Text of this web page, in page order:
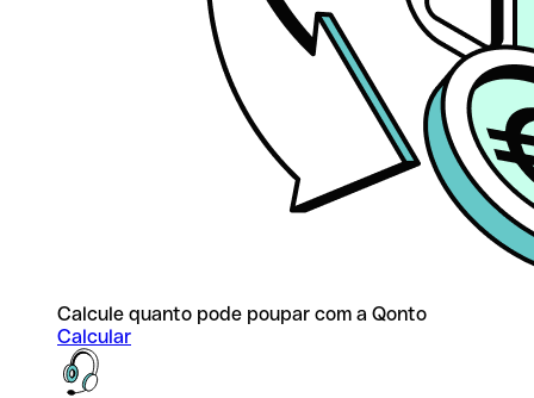
Calcule quanto pode poupar com a Qonto
Calcular